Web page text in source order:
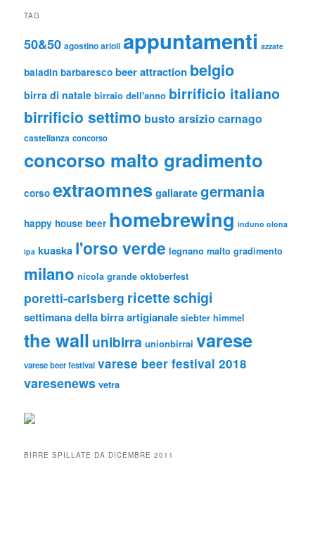
TAG
50&50 agostino arioli appuntamenti azzate
baladin barbaresco beer attraction belgio
birra di natale birraio dell'anno birrificio italiano
birrificio settimo busto arsiziocarnago
castellanza concorso
concorso malto gradimento
corso extraomnes gallarate germania
happy house beer homebrewing induno olona
ipa kuaska l'orso verde legnano malto gradimento
milano nicola grande oktoberfest
poretti-carlsberg ricetteschigi
settimana della birra artigianale siebter himmel
the wall unibirra unionbirrai varese
varese beer festival varese beer festival 2018
varesenews vetra
BIRRE SPILLATE DA DICEMBRE 2011